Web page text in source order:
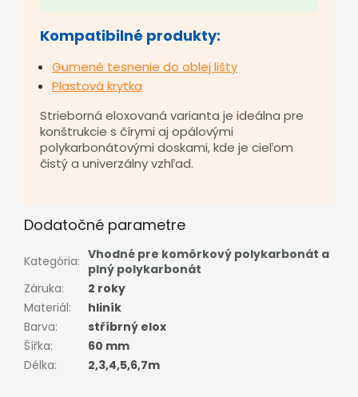
Kompatibilné produkty:
Gumené tesnenie do oblej lišty
Plastová krytka
Strieborná eloxovaná varianta je ideálna pre
konštrukcie s čírymi aj opálovými
polykarbonátovými doskami, kde je cieľom
čistý a univerzálny vzhľad.
Dodatočné parametre
Kategória: Vhodné pre komôrkový polykarbonát a
plný polykarbonát
Záruka:
2 roky
Materiál:
hliník
Barva:
stříbrný elox
Šířka:
60 mm
Délka: 2,3,4,5,6,7m